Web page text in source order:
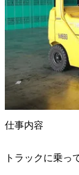
仕事内容
トラックに乗っ